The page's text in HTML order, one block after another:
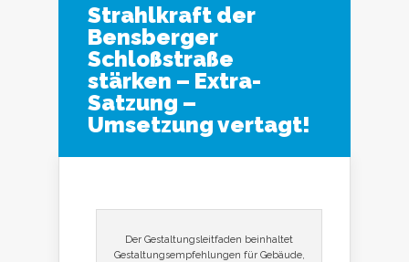
Strahlkraft der
Bensberger
Schloßstraße
stärken – Extra-
Satzung –
Umsetzung vertagt!
Der Gestaltungsleitfaden beinhaltet
Gestaltungsempfehlungen für Gebäude,